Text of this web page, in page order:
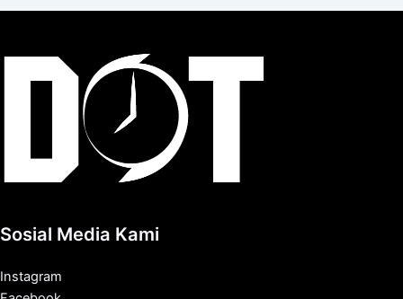
Sosial Media Kami
Instagram